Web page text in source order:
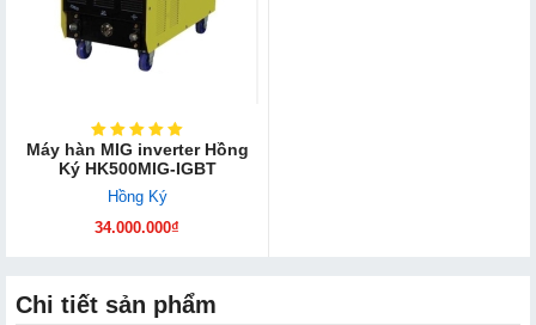
Máy hàn MIG inverter Hồng
Ký HK500MIG-IGBT
Hồng Ký
34.000.000₫
Chi tiết sản phẩm